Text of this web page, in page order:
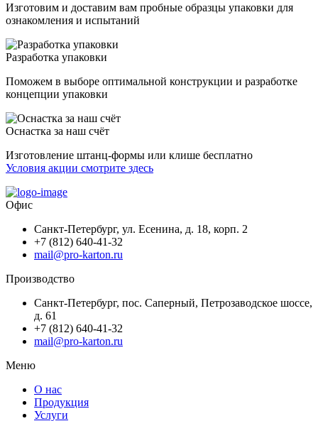
Изготовим и доставим вам пробные образцы упаковки для
ознакомления и испытаний
Разработка упаковки
Поможем в выборе оптимальной конструкции и разработке
концепции упаковки
Оснастка за наш счёт
Изготовление штанц-формы или клише бесплатно
Условия акции смотрите здесь
Офис
Санкт-Петербург, ул. Есенина, д. 18, корп. 2
+7 (812) 640-41-32
mail@pro-karton.ru
Производство
Санкт-Петербург, пос. Саперный, Петрозаводское шоссе,
д. 61
+7 (812) 640-41-32
mail@pro-karton.ru
Меню
О нас
Продукция
Услуги